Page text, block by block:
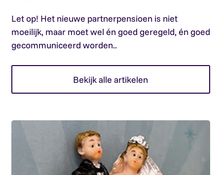
Let op! Het nieuwe partnerpensioen is niet
moeilijk, maar moet wel én goed geregeld, én goed
gecommuniceerd worden..
Bekijk alle artikelen